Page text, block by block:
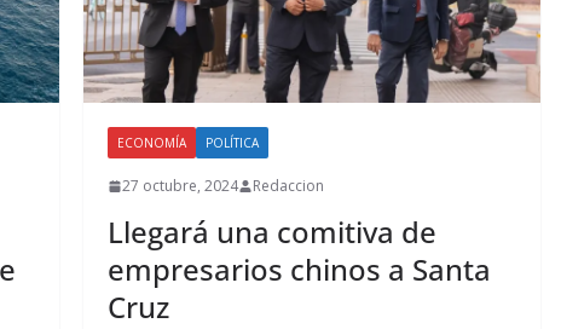
ECONOMÍA POLÍTICA
27 octubre, 2024 Redaccion
Llegará una comitiva de
empresarios chinos a Santa
Cruz